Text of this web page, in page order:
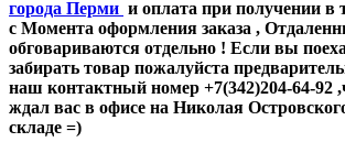
города Перми и оплата при получении в
с Момента оформления заказа ,
обговариваются отдельно ! Если вы
забирать товар пожалуйста
наш контактный номер +7(342)204-64-92
ждал вас в офисе на Николая
складе =)